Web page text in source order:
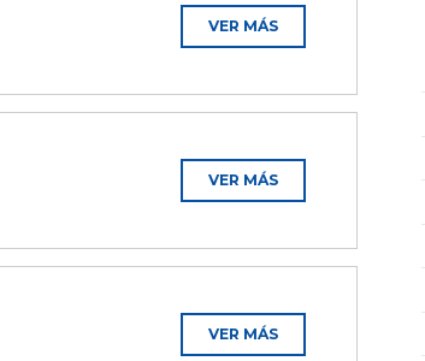
VER MÁS
VER MÁS
VER MÁS